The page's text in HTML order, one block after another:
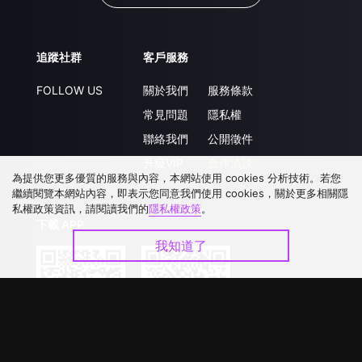
追蹤社群
FOLLOW US
客戶服務
關於我們
常見問題
聯絡我們
服務條款
隱私權
公開徵件
為提供您更多優質的服務與內容，本網站使用 cookies 分析技術。若您
繼續閱覽本網站內容，即表示您同意我們使用 cookies，關於更多相關隱
私權政策資訊，請閱讀我們的隱私權政策。
我知道了